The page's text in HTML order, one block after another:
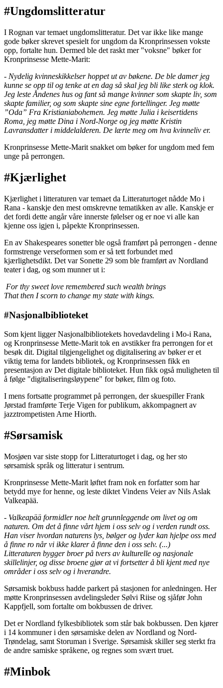
#Ungdomslitteratur
I Rognan var temaet ungdomslitteratur. Det var ikke like mange
gode bøker skrevet spesielt for ungdom da Kronprinsessen vokste
opp, fortalte hun. Dermed ble det raskt mer "voksne" bøker for
Kronprinsesse Mette-Marit:
- Nydelig kvinneskikkelser hoppet ut av bøkene. De ble damer jeg
kunne se opp til og tenke at en dag så skal jeg bli like sterk og klok.
Jeg leste Åndenes hus og fant så mange kvinner som skapte liv, som
skapte familier, og som skapte sine egne fortellinger. Jeg møtte
”Oda” Fra Kristianiabohemen. Jeg møtte Julia i keisertidens
Roma, jeg møtte Dina i Nord-Norge og jeg møtte Kristin
Lavransdatter i middelalderen. De lærte meg om hva kvinneliv er.
Kronprinsesse Mette-Marit snakket om bøker for ungdom med fem
unge på perrongen.
#Kjærlighet
Kjærlighet i litteraturen var temaet da Litteraturtoget nådde Mo i
Rana - kanskje den mest omskrevne tematikken av alle. Kanskje er
det fordi dette angår våre innerste følelser og er noe vi alle kan
kjenne oss igjen i, påpekte Kronprinsessen.
En av Shakespeares sonetter ble også framført på perrongen - denne
formstrenge verseformen som er så tett forbundet med
kjærlighetsdikt. Det var Sonette 29 som ble framført av Nordland
teater i dag, og som munner ut i:
For thy sweet love remembered such wealth brings
That then I scorn to change my state with kings.
#Nasjonalbiblioteket
Som kjent ligger Nasjonalbibliotekets hovedavdeling i Mo-i Rana,
og Kronprinsesse Mette-Marit tok en avstikker fra perrongen for et
besøk dit. Digital tilgjengelighet og digitalisering av bøker er et
viktig tema for landets bibliotek, og Kronprinsessen fikk en
presentasjon av Det digitale biblioteket. Hun fikk også muligheten til
å følge "digitaliseringsløypene" for bøker, film og foto.
I mens fortsatte programmet på perrongen, der skuespiller Frank
Jørstad framførte Terje Vigen for publikum, akkompagnert av
jazztrompetisten Arne Hiorth.
#Sørsamisk
Mosjøen var siste stopp for Litteraturtoget i dag, og her sto
sørsamisk språk og litteratur i sentrum.
Kronprinsesse Mette-Marit løftet fram nok en forfatter som har
betydd mye for henne, og leste diktet Vindens Veier av Nils Aslak
Valkeapää.
- Valkeapää formidler noe helt grunnleggende om livet og om
naturen. Om det å finne vårt hjem i oss selv og i verden rundt oss.
Han viser hvordan naturens lys, bølger og lyder kan hjelpe oss med
å finne ro når vi ikke klarer å finne den i oss selv. (...)
Litteraturen bygger broer på tvers av kulturelle og nasjonale
skillelinjer, og disse broene gjør at vi fortsetter å bli kjent med nye
områder i oss selv og i hverandre.
Sørsamisk bokbuss hadde parkert på stasjonen for anledningen. Her
møtte Kronprinsessen avdelingsleder Sølvi Riise og sjåfør John
Kappfjell, som fortalte om bokbussen de driver.
Det er Nordland fylkesbibliotek som står bak bokbussen. Den kjører
i 14 kommuner i den sørsamiske delen av Nordland og Nord-
Trøndelag, samt Storuman i Sverige. Sørsamisk skiller seg sterkt fra
de andre samiske språkene, og regnes som svært truet.
#Minbok